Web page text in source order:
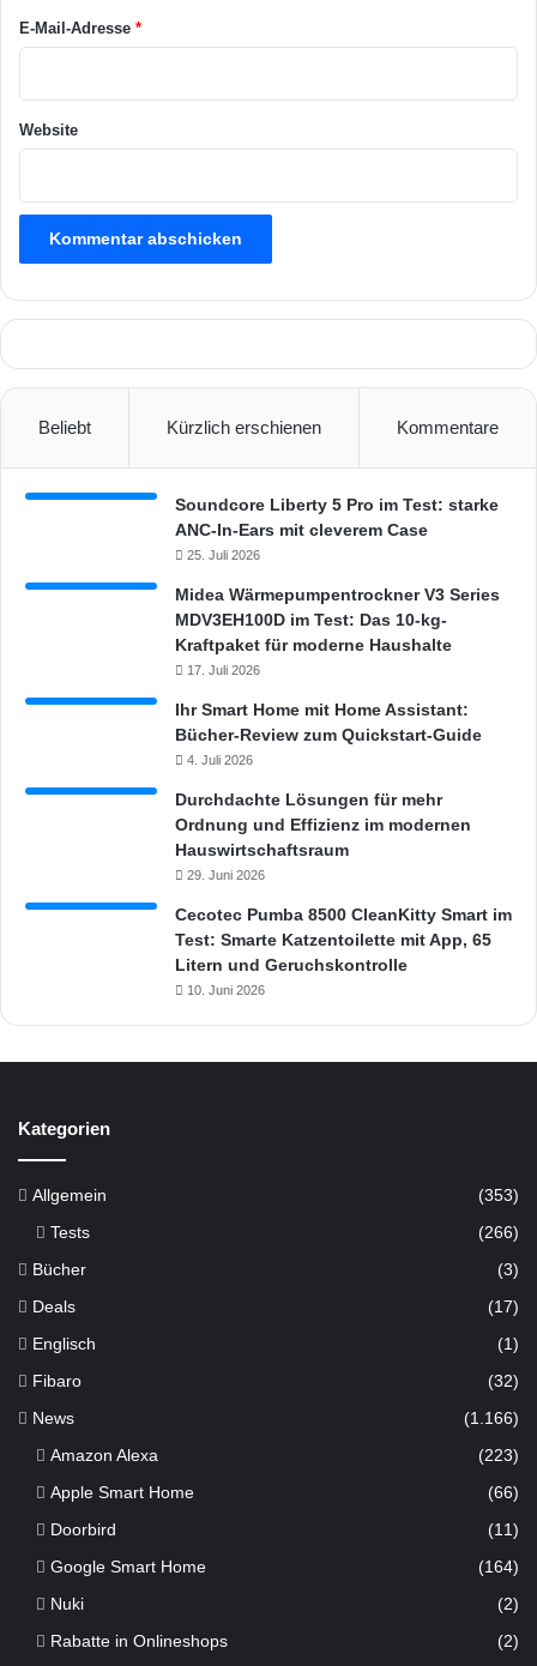
E-Mail-Adresse *
Website
Beliebt Kürzlich erschienen Kommentare
Soundcore Liberty 5 Pro im Test: starke
ANC-In-Ears mit cleverem Case
25. Juli 2026
Midea Wärmepumpentrockner V3 Series
MDV3EH100D im Test: Das 10-kg-
Kraftpaket für moderne Haushalte
17. Juli 2026
Ihr Smart Home mit Home Assistant:
Bücher-Review zum Quickstart-Guide
4. Juli 2026
Durchdachte Lösungen für mehr
Ordnung und Effizienz im modernen
Hauswirtschaftsraum
29. Juni 2026
Cecotec Pumba 8500 CleanKitty Smart im
Test: Smarte Katzentoilette mit App, 65
Litern und Geruchskontrolle
10. Juni 2026
Kategorien
Allgemein (353)
Tests (266)
Bücher (3)
Deals (17)
Englisch (1)
Fibaro (32)
News (1.166)
Amazon Alexa
(223)
Apple Smart Home
(66)
Doorbird
(11)
Google Smart Home
(164)
Nuki
(2)
Rabatte in Onlineshops
(2)